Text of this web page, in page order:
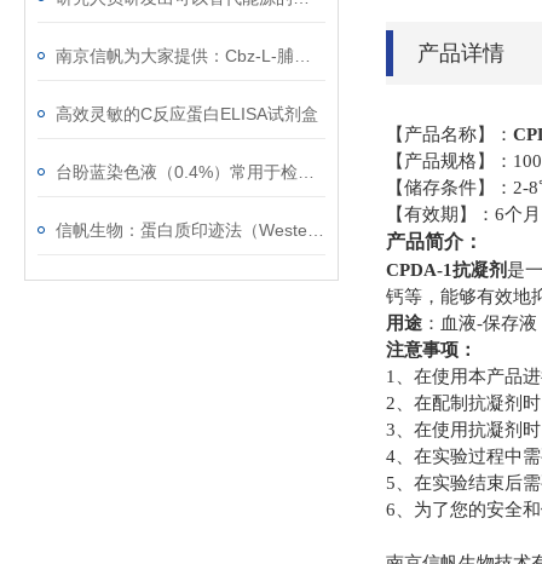
高效灵敏的C反应蛋白ELISA试剂盒
产品详情
【产品名称】：
【产品规
【储存条件】：2-
【有效期】：6个月
产品简介：
CPDA-1抗凝剂 是
钙等，能够有效地
用途 ：血液-保存液
注意事项：
1、在使用本产品
2、在配制抗凝剂
3、在使用抗凝剂
4、在实验过程中
5、在实验结束后
6、为了您的安全